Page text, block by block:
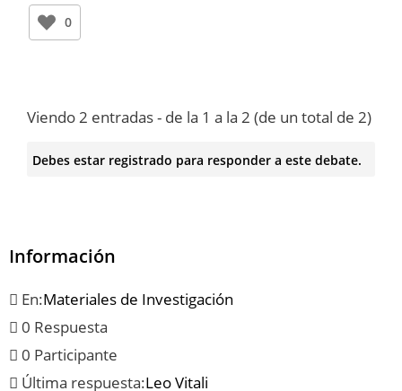
0
Viendo 2 entradas - de la 1 a la 2 (de un total de 2)
Debes estar registrado para responder a este debate.
Información
En:Materiales de Investigación
0 Respuesta
0 Participante
Última respuesta:Leo Vitali